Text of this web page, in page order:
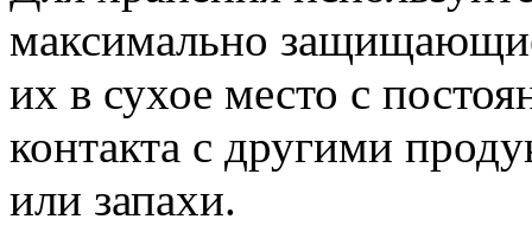
максимально
их в сухое место с
контакта с другими
или запахи.